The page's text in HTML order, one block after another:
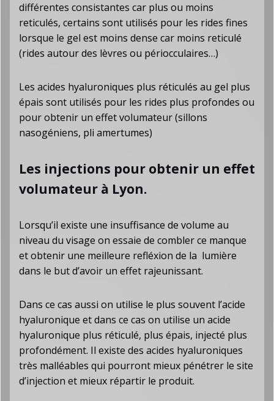
différentes consistantes car plus ou moins
reticulés, certains sont utilisés pour les rides fines
lorsque le gel est moins dense car moins reticulé
(rides autour des lèvres ou périocculaires…)
Les acides hyaluroniques plus réticulés au gel plus
épais sont utilisés pour les rides plus profondes ou
pour obtenir un effet volumateur (sillons
nasogéniens, pli amertumes)
Les injections pour obtenir un effet
volumateur à Lyon.
Lorsqu’il existe une insuffisance de volume au
niveau du visage on essaie de combler ce manque
et obtenir une meilleure refléxion de la lumière
dans le but d’avoir un effet rajeunissant.
Dans ce cas aussi on utilise le plus souvent l’acide
hyaluronique et dans ce cas on utilise un acide
hyaluronique plus réticulé, plus épais, injecté plus
profondément. Il existe des acides hyaluroniques
très malléables qui pourront mieux pénétrer le site
d’injection et mieux répartir le produit.